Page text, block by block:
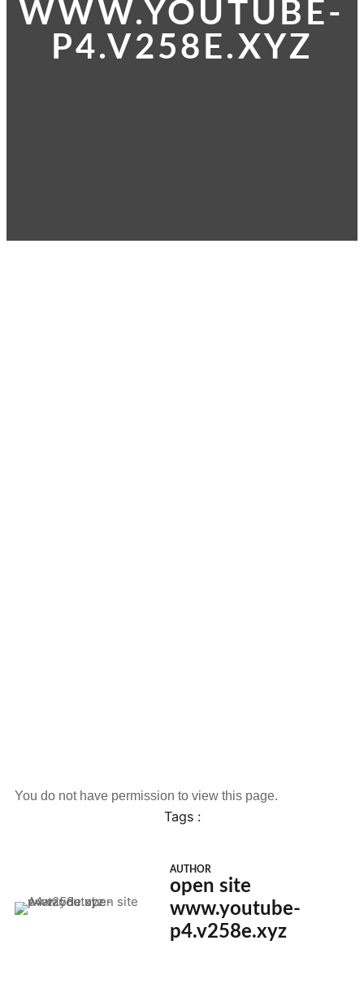
WWW.YOUTUBE-
P4.V258E.XYZ
You do not have permission to view this page.
Tags :
AUTHOR
open site
www.youtube-
p4.v258e.xyz